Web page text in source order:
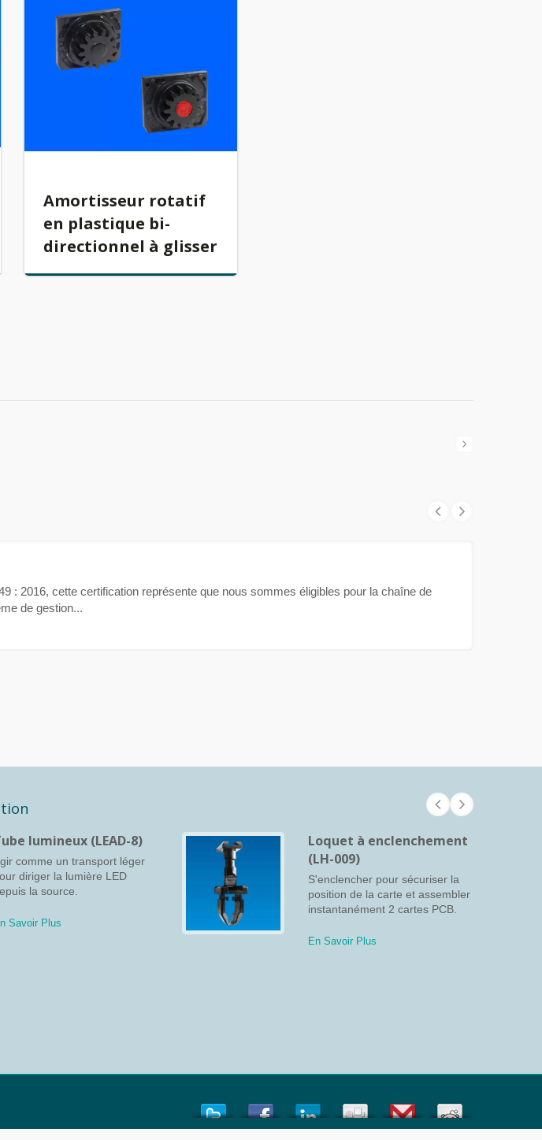
Amortisseur rotatif
en plastique bi-
directionnel à glisser
: 2016, cette certification représente que nous sommes éligibles pour la chaîne de
de gestion...
lumineux (LEAD-8)
comme un transport léger
diriger la lumière LED
la source.
Savoir Plus
Loquet à enclenchement
(LH-009)
S'enclencher pour sécuriser la
position de la carte et assembler
instantanément 2 cartes PCB.
En Savoir Plus